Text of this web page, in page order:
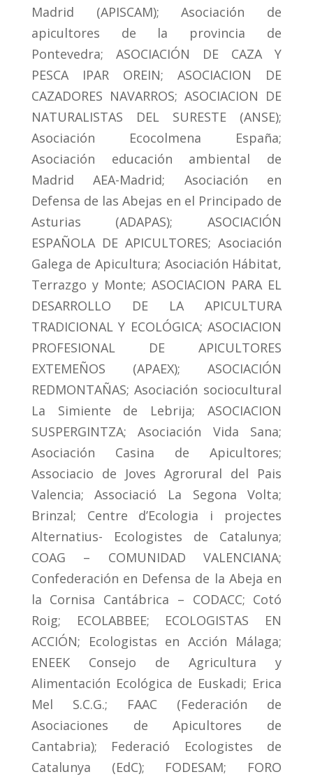
Madrid (APISCAM); Asociación de
apicultores de la provincia de
Pontevedra; ASOCIACIÓN DE CAZA Y
PESCA IPAR OREIN; ASOCIACION DE
CAZADORES NAVARROS; ASOCIACION DE
NATURALISTAS DEL SURESTE (ANSE);
Asociación Ecocolmena España;
Asociación educación ambiental de
Madrid AEA-Madrid; Asociación en
Defensa de las Abejas en el Principado de
Asturias (ADAPAS); ASOCIACIÓN
ESPAÑOLA DE APICULTORES; Asociación
Galega de Apicultura; Asociación Hábitat,
Terrazgo y Monte; ASOCIACION PARA EL
DESARROLLO DE LA APICULTURA
TRADICIONAL Y ECOLÓGICA; ASOCIACION
PROFESIONAL DE APICULTORES
EXTEMEÑOS (APAEX); ASOCIACIÓN
REDMONTAÑAS; Asociación sociocultural
La Simiente de Lebrija; ASOCIACION
SUSPERGINTZA; Asociación Vida Sana;
Asociación Casina de Apicultores;
Associacio de Joves Agrorural del Pais
Valencia; Associació La Segona Volta;
Brinzal; Centre d’Ecologia i projectes
Alternatius- Ecologistes de Catalunya;
COAG – COMUNIDAD VALENCIANA;
Confederación en Defensa de la Abeja en
la Cornisa Cantábrica – CODACC; Cotó
Roig; ECOLABBEE; ECOLOGISTAS EN
ACCIÓN; Ecologistas en Acción Málaga;
ENEEK Consejo de Agricultura y
Alimentación Ecológica de Euskadi; Erica
Mel S.C.G.; FAAC (Federación de
Asociaciones de Apicultores de
Cantabria); Federació Ecologistes de
Catalunya (EdC); FODESAM; FORO